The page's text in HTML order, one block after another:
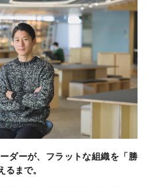
ダーが、フラットな組織を「勝
まで。